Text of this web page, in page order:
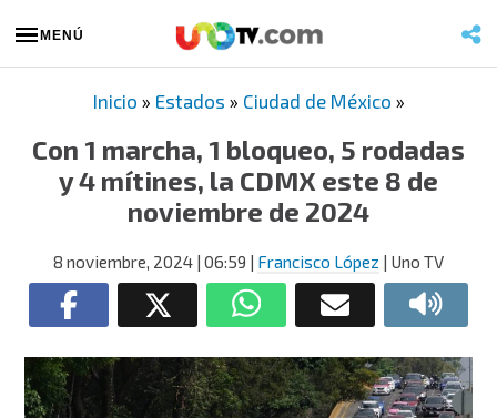
MENÚ
Inicio » Estados » Ciudad de México »
Con 1 marcha, 1 bloqueo, 5 rodadas
y 4 mítines, la CDMX este 8 de
noviembre de 2024
8 noviembre, 2024 | 06:59 | Francisco López | Uno TV